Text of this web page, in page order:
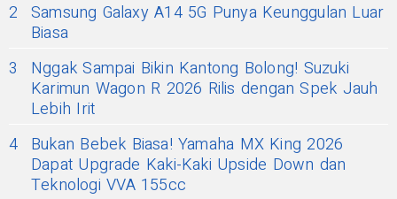
2 Samsung Galaxy A14 5G Punya Keunggulan Luar
Biasa
3
Nggak Sampai Bikin Kantong Bolong! Suzuki
Karimun Wagon R 2026 Rilis dengan Spek Jauh
Lebih Irit
4 Bukan Bebek Biasa! Yamaha MX King 2026
Dapat Upgrade Kaki-Kaki Upside Down dan
Teknologi VVA 155cc